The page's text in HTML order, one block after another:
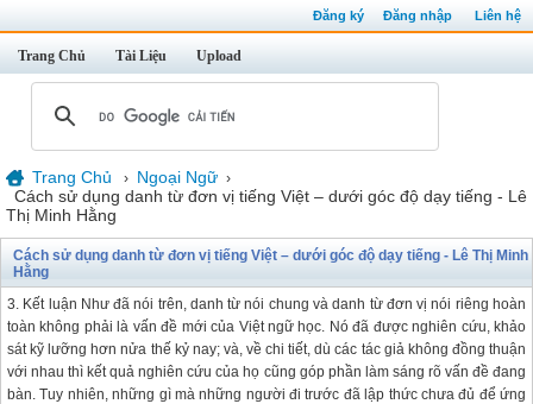
Đăng ký Đăng nhập Liên hệ
Trang Chủ Tài Liệu Upload
Trang Chủ › Ngoại Ngữ ›
Cách sử dụng danh từ đơn vị tiếng Việt – dưới góc độ dạy tiếng - Lê
Thị Minh Hằng
Cách sử dụng danh từ đơn vị tiếng Việt – dưới góc độ dạy tiếng - Lê Thị Minh
Hằng
3. Kết luận Như đã nói trên, danh từ nói chung và danh từ đơn vị nói riêng hoàn
toàn không phải là vấn đề mới của Việt ngữ học. Nó đã được nghiên cứu, khảo
sát kỹ lưỡng hơn nửa thế kỷ nay; và, về chi tiết, dù các tác giả không đồng thuận
với nhau thì kết quả nghiên cứu của họ cũng góp phần làm sáng rõ vấn đề đang
bàn. Tuy nhiên, những gì mà những người đi trước đã lập thức chưa đủ để ứng